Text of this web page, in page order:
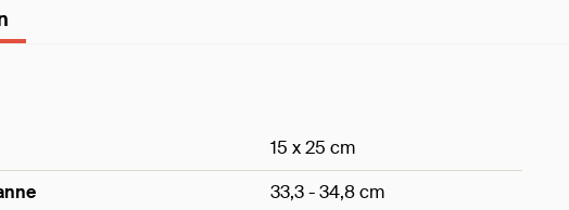
15 x 25 cm
33,3 - 34,8 cm